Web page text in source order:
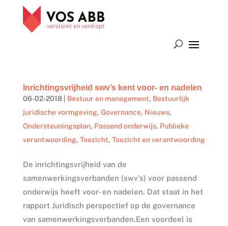
Inrichtingsvrijheid swv’s kent voor- en nadelen
06-02-2018| Bestuur en management, Bestuurlijk
juridische vormgeving, Governance, Nieuws,
Ondersteuningsplan, Passend onderwijs, Publieke
verantwoording, Toezicht, Toezicht en verantwoording
De inrichtingsvrijheid van de
samenwerkingsverbanden (swv’s) voor passend
onderwijs heeft voor- en nadelen. Dat staat in het
rapport Juridisch perspectief op de governance
van samenwerkingsverbanden.Een voordeel is